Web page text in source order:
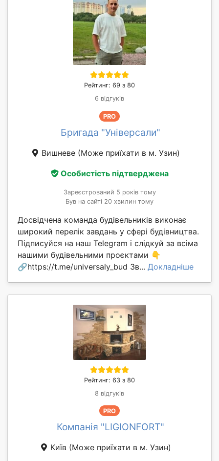
Рейтинг: 69 з 80
6 відгуків
PRO
Бригада "Універсали"
Вишневе (Може приїхати в м. Узин)
Особистість підтверджена
Зареєстрований 5 років тому
Був на сайті 20 хвилин тому
Досвідчена команда будівельників виконає
широкий перелік завдань у сфері будівництва.
Підписуйся на наш Telegram і слідкуй за всіма
нашими будівельними проєктами 👇
🔗https://t.me/universaly_bud Зв... Докладніше
Рейтинг: 63 з 80
8 відгуків
PRO
Компанія "LIGIONFORT"
Київ (Може приїхати в м. Узин)